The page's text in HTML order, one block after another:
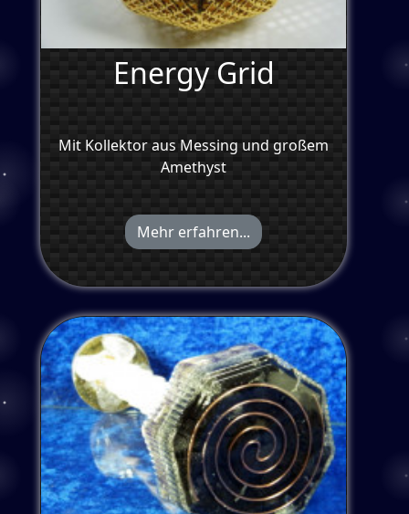
Energy Grid
Mit Kollektor aus Messing und großem
Amethyst
Mehr erfahren...